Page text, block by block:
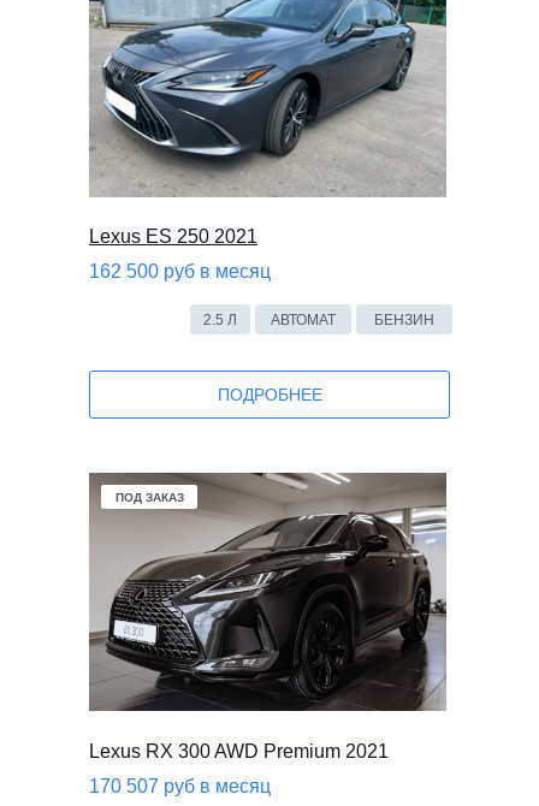
Lexus ES 250 2021
162 500 руб в месяц
2.5 Л АВТОМАТ БЕНЗИН
ПОДРОБНЕЕ
Lexus RX 300 AWD Premium 2021
170 507 руб в месяц
В НАЛИЧИИ
ПОД ЗАКАЗ